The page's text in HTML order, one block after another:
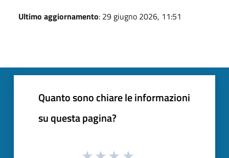
Ultimo aggiornamento: 29 giugno 2026, 11:51
Quanto sono chiare le informazioni
su questa pagina?